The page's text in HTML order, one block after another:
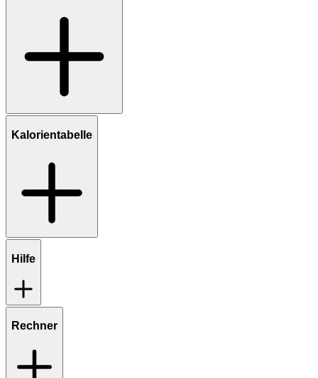
Kalorientabelle
Hilfe
Rechner